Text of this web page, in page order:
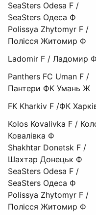
SeaSters Odesa F /
SeaSters Одеса Ф
Polissya Zhytomyr F /
Полісся Житомир Ф
Ladomir F / Ладомир Ф
Panthers FC Uman F /
Пантери ФК Умань Ж
FK Kharkiv F /ФК
Kolos Kovalivka F /
Ковалівка Ф
Shakhtar Donetsk F /
Шахтар Донецьк Ф
SeaSters Odesa F /
SeaSters Одеса Ф
Polissya Zhytomyr F /
Полісся Житомир Ф